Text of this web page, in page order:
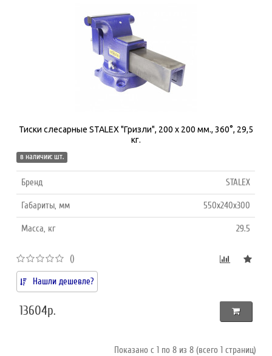
Тиски слесарные STALEX "Гризли", 200 х 200 мм., 360°, 29,5
кг.
в наличии: шт.
Бренд STALEX
Габариты, мм 550x240x300
Масса, кг 29.5
()
Нашли дешевле?
13604р.
Показано с 1 по 8 из 8 (всего 1 страниц)